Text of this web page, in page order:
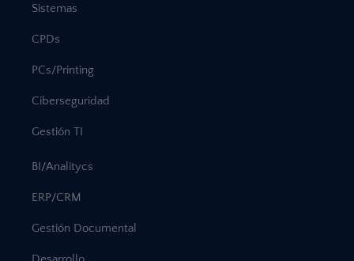
Sistemas
CPDs
PCs/Printing
Ciberseguridad
Gestión TI
BI/Analitycs
ERP/CRM
Gestión Documental